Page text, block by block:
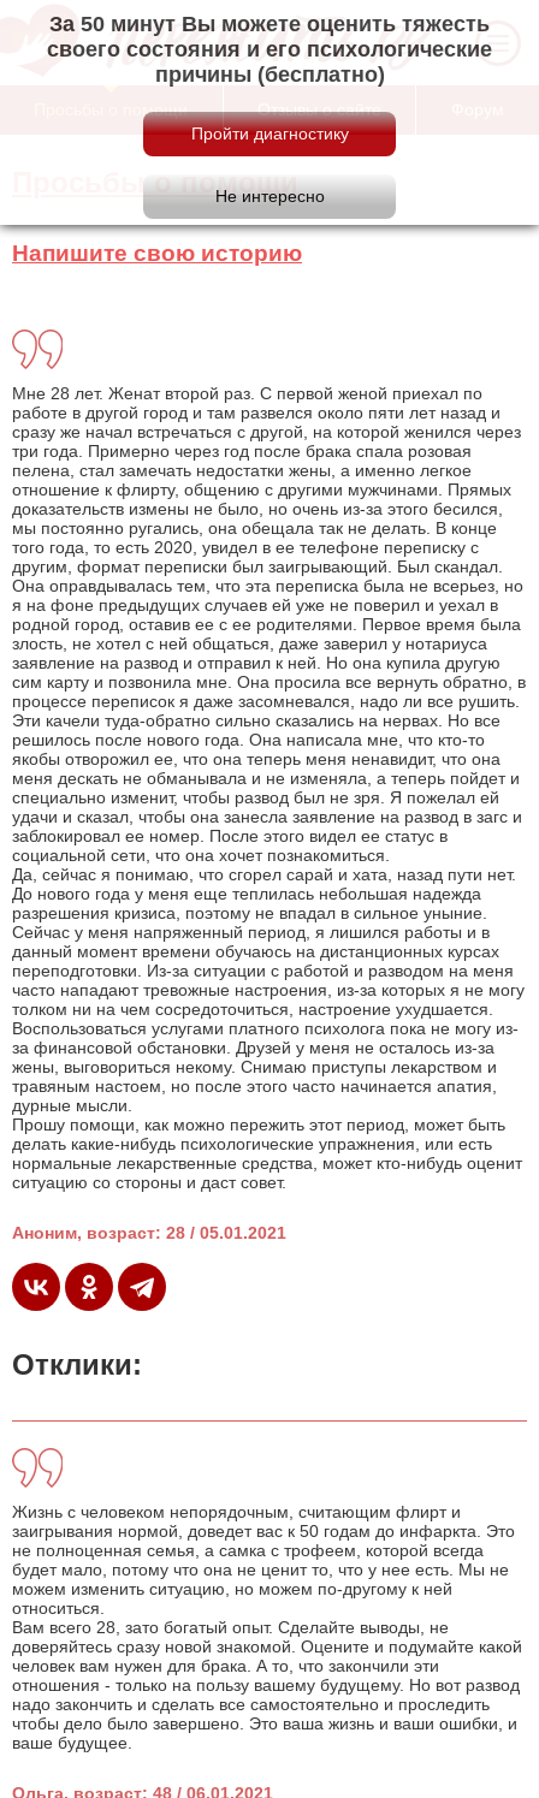
За 50 минут Вы можете оценить тяжесть
своего состояния и его психологические
причины (бесплатно)
Просьбы о помощи Отзывы о сайте
Просьбы о помощи
Напишите свою историю
Мне 28 лет. Женат второй раз. С первой женой приехал по
работе в другой город и там развелся около пяти лет назад и
сразу же начал встречаться с другой, на которой женился через
три года. Примерно через год после брака спала розовая
пелена, стал замечать недостатки жены, а именно легкое
отношение к флирту, общению с другими мужчинами. Прямых
доказательств измены не было, но очень из-за этого бесился,
мы постоянно ругались, она обещала так не делать. В конце
того года, то есть 2020, увидел в ее телефоне переписку с
другим, формат переписки был заигрывающий. Был скандал.
Она оправдывалась тем, что эта переписка была не всерьез, но
я на фоне предыдущих случаев ей уже не поверил и уехал в
родной город, оставив ее с ее родителями. Первое время была
злость, не хотел с ней общаться, даже заверил у нотариуса
заявление на развод и отправил к ней. Но она купила другую
сим карту и позвонила мне. Она просила все вернуть обратно, в
процессе переписок я даже засомневался, надо ли все рушить.
Эти качели туда-обратно сильно сказались на нервах. Но все
решилось после нового года. Она написала мне, что кто-то
якобы отворожил ее, что она теперь меня ненавидит, что она
меня дескать не обманывала и не изменяла, а теперь пойдет и
специально изменит, чтобы развод был не зря. Я пожелал ей
удачи и сказал, чтобы она занесла заявление на развод в загс и
заблокировал ее номер. После этого видел ее статус в
социальной сети, что она хочет познакомиться.
Да, сейчас я понимаю, что сгорел сарай и хата, назад пути нет.
До нового года у меня еще теплилась небольшая надежда
разрешения кризиса, поэтому не впадал в сильное уныние.
Сейчас у меня напряженный период, я лишился работы и в
данный момент времени обучаюсь на дистанционных курсах
переподготовки. Из-за ситуации с работой и разводом на меня
часто нападают тревожные настроения, из-за которых я не могу
толком ни на чем сосредоточиться, настроение ухудшается.
Воспользоваться услугами платного психолога пока не могу из-
за финансовой обстановки. Друзей у меня не осталось из-за
жены, выговориться некому. Снимаю приступы лекарством и
травяным настоем, но после этого часто начинается апатия,
дурные мысли.
Прошу помощи, как можно пережить этот период, может быть
делать какие-нибудь психологические упражнения, или есть
нормальные лекарственные средства, может кто-нибудь оценит
ситуацию со стороны и даст совет.
Аноним, возраст: 28 / 05.01.2021
Отклики:
Жизнь с человеком непорядочным, считающим флирт и
заигрывания нормой, доведет вас к 50 годам до инфаркта. Это
не полноценная семья, а самка с трофеем, которой всегда
будет мало, потому что она не ценит то, что у нее есть. Мы не
можем изменить ситуацию, но можем по-другому к ней
относиться.
Вам всего 28, зато богатый опыт. Сделайте выводы, не
доверяйтесь сразу новой знакомой. Оцените и подумайте какой
человек вам нужен для брака. А то, что закончили эти
отношения - только на пользу вашему будущему. Но вот развод
надо закончить и сделать все самостоятельно и проследить
чтобы дело было завершено. Это ваша жизнь и ваши ошибки, и
ваше будущее.
Ольга, возраст: 48 / 06.01.2021